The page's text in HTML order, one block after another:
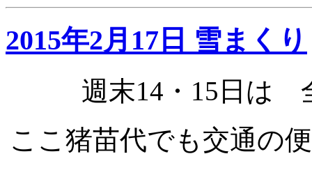
2015年2月17日 雪まくり
週末14・15日は
ここ猪苗代でも交通の